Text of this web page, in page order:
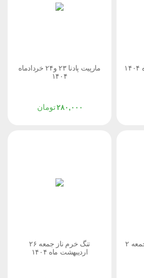
مارپیت پادنا ۲۳ و۲۴ خردادماه
۱۴۰۴
تومان ۲۸۰,۰۰۰
قله قوچ خوس سپیدان جمعه ۲
تنگ خرم ناز جمعه ۲۶
اردیبهشت ماه ۱۴۰۴